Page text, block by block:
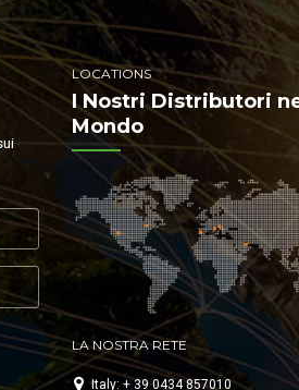
LOCATIONS
I Nostri Distributori
Mondo
LA NOSTRA RETE
Italy: + 39 0434 857010